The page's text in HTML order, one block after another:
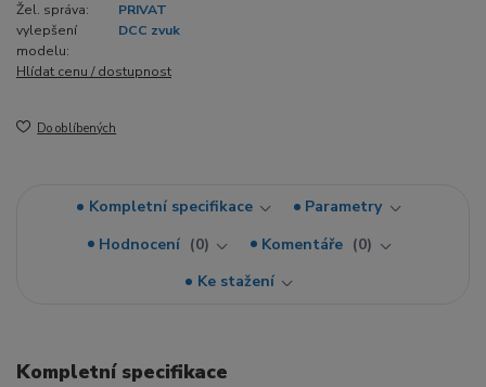
Žel. správa:
PRIVAT
vylepšení
modelu:
DCC zvuk
Hlídat cenu / dostupnost
Do oblíbených
Kompletní specifikace
Parametry
Hodnocení
0 Komentáře
0
Ke stažení
Kompletní specifikace